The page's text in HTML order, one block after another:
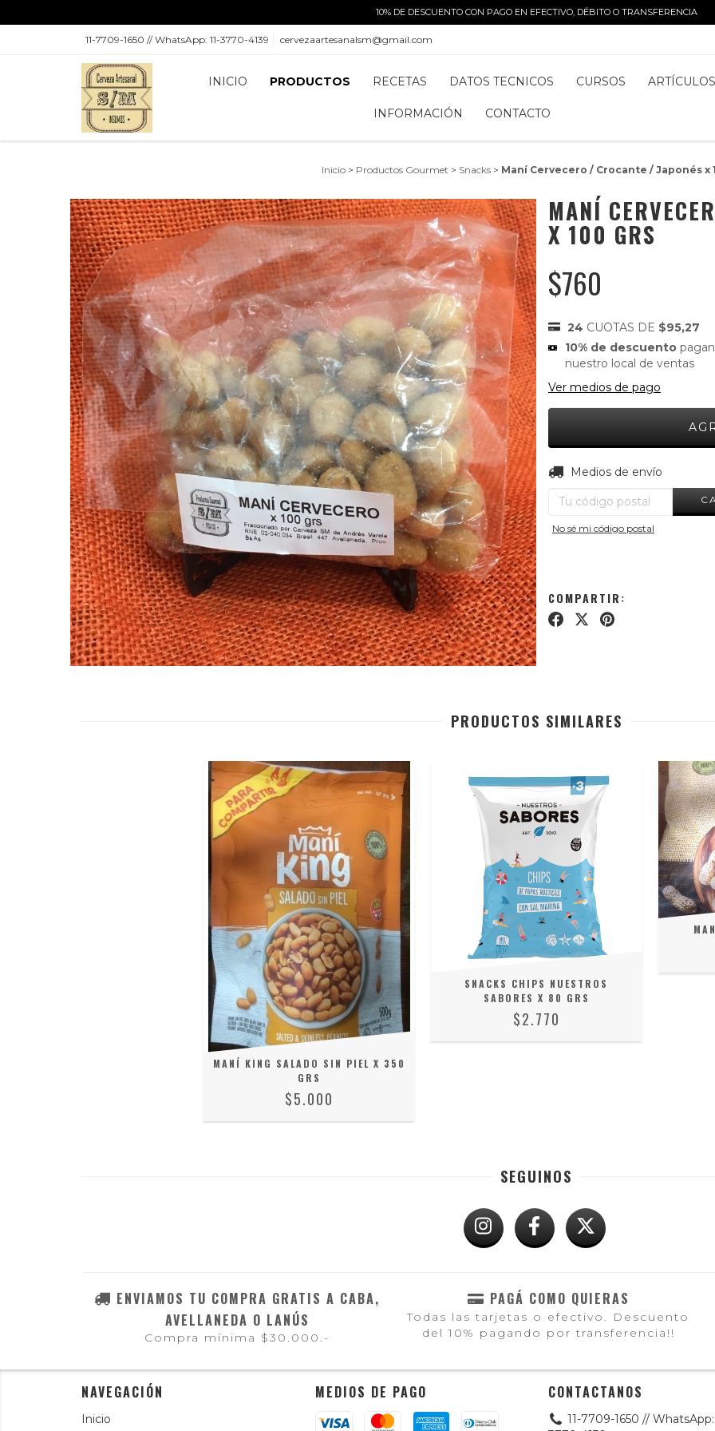
10% DE DESCUENTO CON PAGO EN EFECTIVO, DÉBITO O TRANSFERENCIA
11-7709-1650 // WhatsApp: 11-3770-4139 cervezaartesanalsm@gmail.com
INICIO PRODUCTOS RECETAS DATOS TECNICOS CURSOS ARTÍCULOS
INFORMACIÓN CONTACTO
Inicio > Productos Gourmet > Snacks > Maní Cervecero / Crocante / Japonés x
MANÍ
X 100 GRS
$760
24 CUOTAS DE $95,27
10% de descuento
nuestro local de ventas
Ver medios de pago
Entregas para el CP:
Medios de envío
No sé mi código postal
COMPARTIR:
PRODUCTOS SIMILARES
MANÍ KING SALADO SIN PIEL X 350
GRS
$5.000
SNACKS CHIPS NUESTROS
SABORES X 80 GRS
$2.770
SEGUINOS
ENVIAMOS TU COMPRA GRATIS A CABA,
AVELLANEDA O LANÚS
Compra mínima $30.000.-
PAGÁ COMO QUIERAS
Todas las tarjetas o efectivo. Descuento
del 10% pagando por transferencia!!
NAVEGACIÓN
Inicio
MEDIOS DE PAGO CONTACTANOS
11-7709-1650 // WhatsApp: